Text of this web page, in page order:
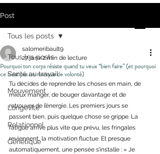
Post
Tous les posts
Santé au travail
Mouvement
Longévité
Relationnel
Génétique
Tous les posts
Pourquoi ton corps résiste quand tu veux “bien faire” (et pourquoi
ce n’est pas un manque de volonté)
salomeribault9
27 janv.2 min de lecture
Tu décides de reprendre les choses en main, de
mieux manger, de bouger davantage et de
retrouver de l’énergie. Les premiers jours se
passent bien, puis quelque chose se grippe. La
fatigue arrive plus vite que prévu, les fringales
reviennent, la motivation fluctue. Et presque
automatiquement, une pensée s’installe : « Je